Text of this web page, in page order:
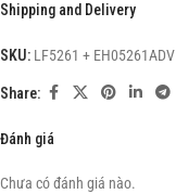
Shipping and Delivery
SKU: LF5261 + EH05261ADV
Share:
Đánh giá
Chưa có đánh giá nào.